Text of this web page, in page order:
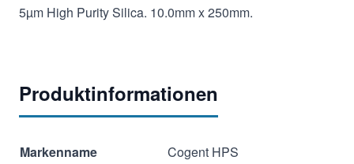
5µm High Purity Silica. 10.0mm x 250mm.
Produktinformationen
Markenname
Cogent HPS